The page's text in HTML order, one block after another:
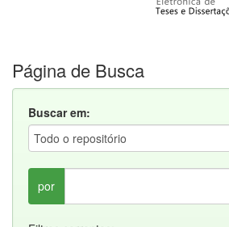
Página de Busca
Buscar em:
por